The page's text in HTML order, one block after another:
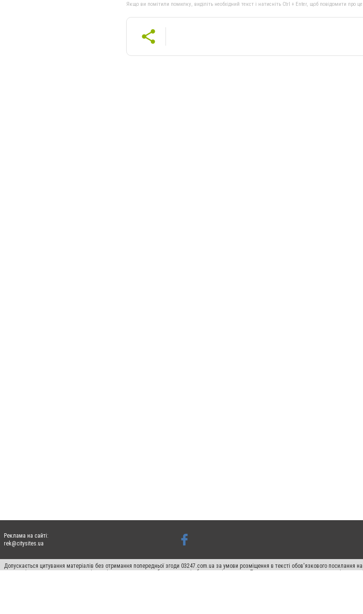
Якщо ви помітили помилку, виділіть необхідний текст і натисніть Ctrl + Enter, щоб повідомити про
Реклама на сайті:
rek@citysites.ua
Допускається цитування матеріалів без отримання попередньої згоди 03247.com.ua за умови розміщення в тексті обов'язкового
систем гіперпосилання на цитовані статті не нижче другого абзацу в тексті або в якості джерела. Порушення виняткових прав